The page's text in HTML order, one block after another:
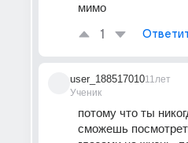
мимо
1
user_188517010
Ученик
11лет
потому что ты
сможешь